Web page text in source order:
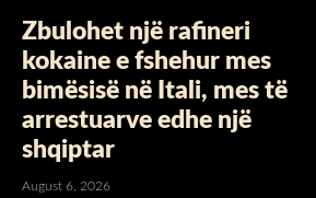
Zbulohet një rafineri
kokaine e fshehur mes
bimësisë në Itali, mes të
arrestuarve edhe një
shqiptar
August 6, 2026